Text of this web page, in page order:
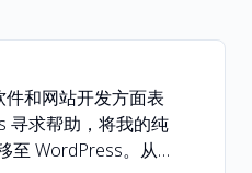
件和网站开发方面表
寻求帮助，将我的纯
至 WordPress。从头